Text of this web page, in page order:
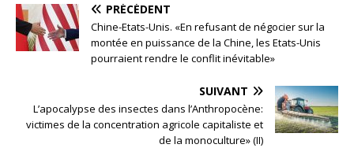
PRÉCÉDENT
Chine-Etats-Unis. «En refusant de négocier sur la
montée en puissance de la Chine, les Etats-Unis
pourraient rendre le conflit inévitable»
SUIVANT
L’apocalypse des insectes dans l’Anthropocène:
victimes de la concentration agricole capitaliste et
de la monoculture» (II)